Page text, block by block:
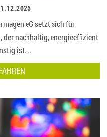
eG setzt sich für
der nachhaltig, energieeffizient
ist….